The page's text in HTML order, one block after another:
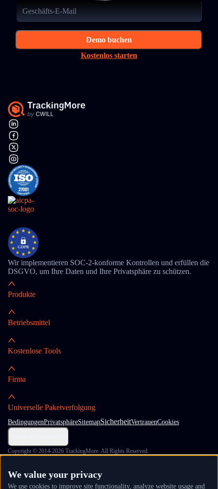
Demo buchen
Kostenlos starten
Wir implementieren SOC-2-konforme Kontrollen und erfüllen die
DSGVO, um Ihre Daten und Ihre Privatsphäre zu schützen.
Produkte
Betriebsmittel
Kostenlose Tools
Firma
Universelle Paketverfolgung
BedingungenPrivatsphäreSitemapSicherheitVertrauenCookies
Copyright © 2014-2026 TrackingMore. All Rights Reserved.
We value your privacy
We use cookies to improve site functionality, analyze website usage and